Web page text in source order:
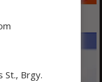
St., Brgy.